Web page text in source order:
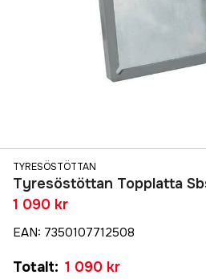
TYRESÖSTÖTTAN
Tyresöstöttan Topplatta
1 090 kr
EAN: 7350107712508
Totalt: 1 090 kr